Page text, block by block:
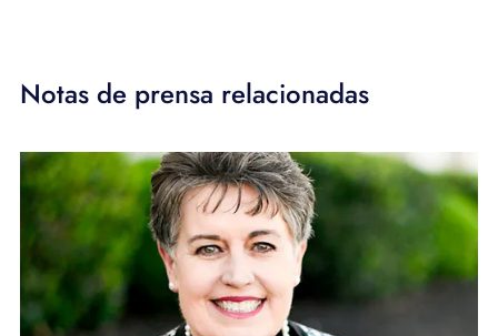
Notas de prensa relacionadas